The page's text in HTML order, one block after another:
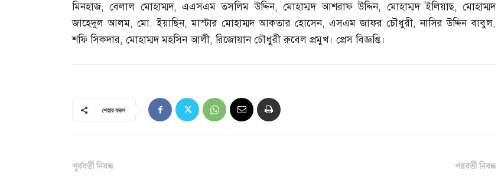
মিনহাজ,বেলাল মোহাম্মদ, এএসএম তসলিম উদ্দিন, মোহাম্মদ আশরাফ উদ্দিন, মোহাম্মদ ইলিয়াছ,মোহাম্মদ
জাহেদুল আলম,মো.ইয়াছিন,মাস্টার মোহাম্মদ আকতার হোসেন,এসএম জাফর চৌধুরী,নাসির উদ্দিন বাবুল,
শফি সিকদার, মোহাম্মদ মহসিন আলী,রিজোয়ান চৌধুরী রুবেল প্রমুখ। প্রেস বিজ্ঞপ্তি।
শেয়ার করুন
পূর্ববর্তী নিবন্ধ
পরবর্তী নিবন্ধ